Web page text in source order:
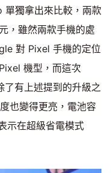
獨拿出來比較，兩款
，雖然兩款手機的處
對 Pixel 手機的定位
機型，而這次
有上述提到的升級之
也變得更亮，電池容
示在超級省電模式